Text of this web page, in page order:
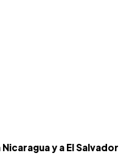
y a El Salvador